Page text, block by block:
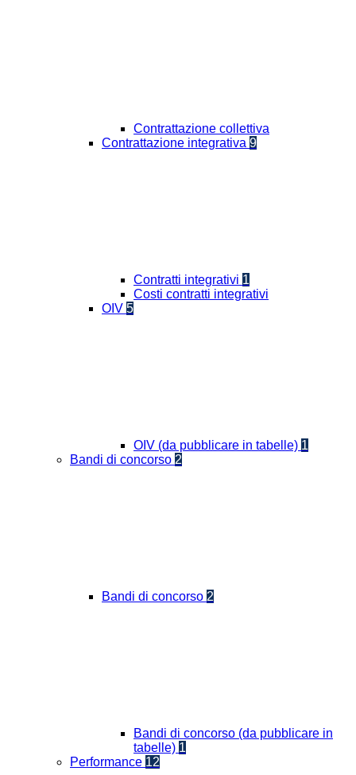
Contrattazione collettiva
Contrattazione integrativa 9
Contratti integrativi 1
Costi contratti integrativi
OIV 5
OIV (da pubblicare in tabelle) 1
Bandi di concorso 2
Bandi di concorso 2
Bandi di concorso (da pubblicare in
tabelle) 1
Performance 12